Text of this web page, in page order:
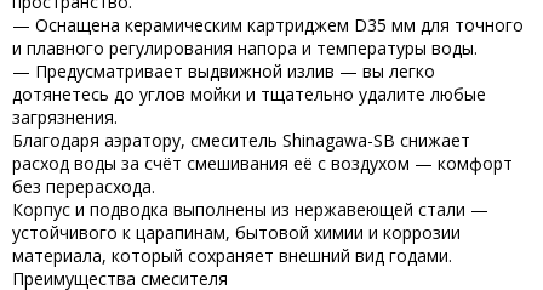
— Оснащена керамическим картриджем D35 мм для точного
и плавного регулирования напора и температуры воды.
— Предусматривает выдвижной излив — вы легко
дотянетесь до углов мойки и тщательно удалите любые
загрязнения.
Благодаря аэратору, смеситель Shinagawa-SB снижает
расход воды за счёт смешивания её с воздухом — комфорт
без перерасхода.
Корпус и подводка выполнены из нержавеющей стали —
устойчивого к царапинам, бытовой химии и коррозии
материала, который сохраняет внешний вид годами.
Преимущества смесителя